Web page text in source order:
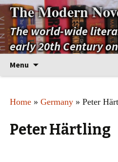
The Modern
The world-wide
early 20th Century
Menu
Home » Germany » Peter
Peter Härtling